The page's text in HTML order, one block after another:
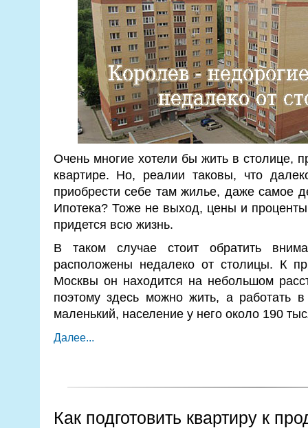
Очень многие хотели бы жить в столице,
квартире. Но, реалии таковы, что
приобрести себе там жилье, даже самое
Ипотека? Тоже не выход, цены и проценты
придется всю жизнь.
В таком случае стоит обратить
расположены недалеко от столицы. К
Москвы он находится на небольшом
поэтому здесь можно жить, а работать
маленький, население у него около 190
Далее...
Как подготовить квартиру к